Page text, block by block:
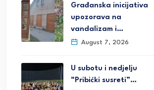
Građanska inicijativa
upozorava na
vandalizam i…
August 7, 2026
U subotu i nedjelju
“Pribićki susreti”…